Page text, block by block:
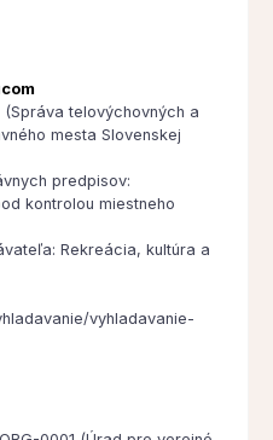
(Správa telovýchovných a
mesta Slovenskej
predpisov:
kontrolou miestneho
Rekreácia, kultúra a
vyhladavanie-